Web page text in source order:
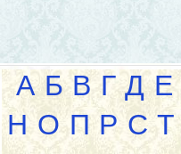
А Б В Г Д Е
Н О П Р С Т